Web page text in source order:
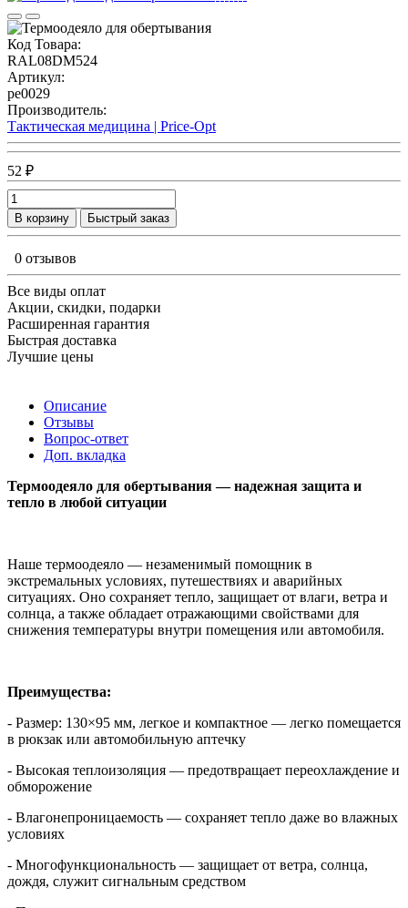
Код Товара:
RAL08DM524
Артикул:
pe0029
Производитель:
Тактическая медицина | Price-Opt
52 ₽
В корзину Быстрый заказ
0 отзывов
Все виды оплат
Акции, скидки, подарки
Расширенная гарантия
Быстрая доставка
Лучшие цены
Описание
Отзывы
Вопрос-ответ
Доп. вкладка
Термоодеяло для обертывания — надежная защита и
тепло в любой ситуации
Наше термоодеяло — незаменимый помощник в
экстремальных условиях, путешествиях и аварийных
ситуациях. Оно сохраняет тепло, защищает от влаги, ветра и
солнца, а также обладает отражающими свойствами для
снижения температуры внутри помещения или автомобиля.
Преимущества:
- Размер: 130×95 мм, легкое и компактное — легко помещается
в рюкзак или автомобильную аптечку
- Высокая теплоизоляция — предотвращает переохлаждение и
обморожение
- Влагонепроницаемость — сохраняет тепло даже во влажных
условиях
- Многофункциональность — защищает от ветра, солнца,
дождя, служит сигнальным средством